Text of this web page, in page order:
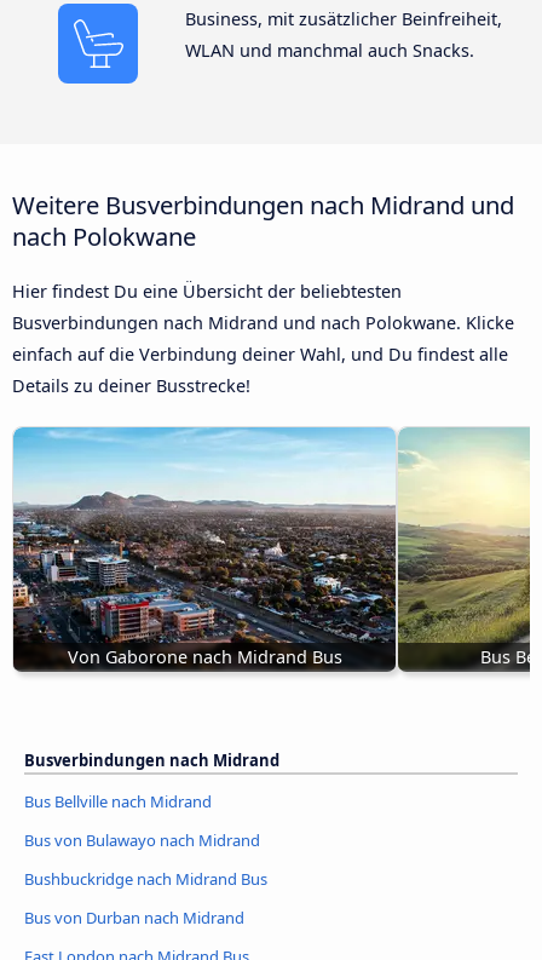
Business, mit zusätzlicher Beinfreiheit,
WLAN und manchmal auch Snacks.
Weitere Busverbindungen nach Midrand und
nach Polokwane
Hier findest Du eine Übersicht der beliebtesten
Busverbindungen nach Midrand und nach Polokwane. Klicke
einfach auf die Verbindung deiner Wahl, und Du findest alle
Details zu deiner Busstrecke!
Von Gaborone nach Midrand Bus Bus
Busverbindungen nach Midrand
Bus Bellville nach Midrand
Bus von Bulawayo nach Midrand
Bushbuckridge nach Midrand Bus
Bus von Durban nach Midrand